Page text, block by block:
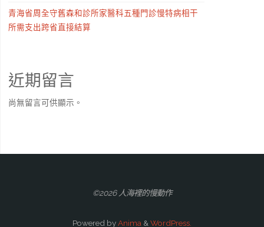
青海省周全守舊森和診所家醫科五種門診慢特病相干
所需支出跨省直接結算
近期留言
尚無留言可供顯示。
©2026 人海裡的慢動作
Powered byAnima & WordPress.